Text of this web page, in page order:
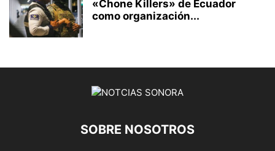
«Chone Killers» de Ecuador
como organización...
SOBRE NOSOTROS